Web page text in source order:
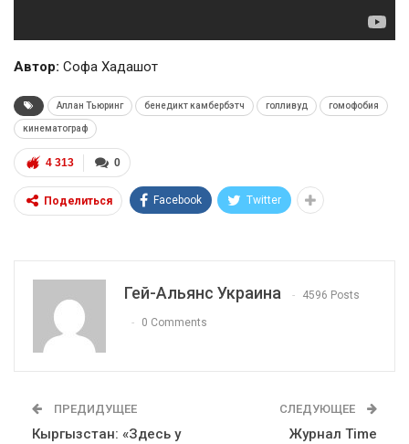
Автор: Софа Хадашот
Аллан Тьюринг бенедикт камбербэтч голливуд гомофобия
кинематограф
0
4 313
Поделиться Facebook Twitter
Гей-Альянс Украина 4596 Posts
0 Comments
ПРЕДИДУЩЕЕ
Кыргызстан: «Здесь у
СЛЕДУЮЩЕЕ
Журнал Time